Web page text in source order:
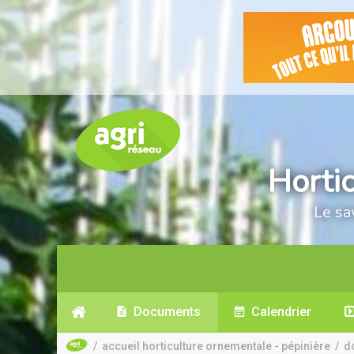
Le
Documents Calendrier
/ accueil horticulture ornementale - pépinière /